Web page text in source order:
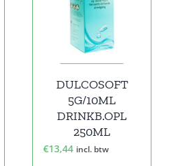
DULCOSOFT
5G/10ML
DRINKB.OPL
250ML
€13,44 incl. btw